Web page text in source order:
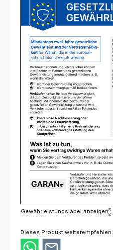
Gewährleistungslabel anzeigen
Dieses Produkt weiterempfehlen: